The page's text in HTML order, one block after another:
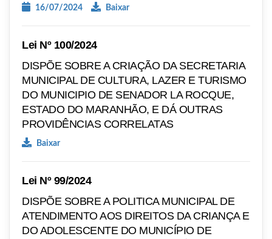
16/07/2024 Baixar
Lei Nº 100/2024
DISPÕE SOBRE A CRIAÇÃO DA SECRETARIA
MUNICIPAL DE CULTURA, LAZER E TURISMO
DO MUNICIPIO DE SENADOR LA ROCQUE,
ESTADO DO MARANHÃO, E DÁ OUTRAS
PROVIDÊNCIAS CORRELATAS
Baixar
Lei Nº 99/2024
DISPÕE SOBRE A POLITICA MUNICIPAL DE
ATENDIMENTO AOS DIREITOS DA CRIANÇA E
DO ADOLESCENTE DO MUNICÍPIO DE